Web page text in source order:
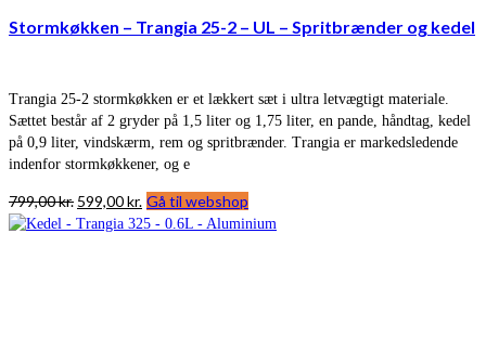
Stormkøkken – Trangia 25-2 – UL – Spritbrænder og kedel
Trangia 25-2 stormkøkken er et lækkert sæt i ultra letvægtigt materiale.
Sættet består af 2 gryder på 1,5 liter og 1,75 liter, en pande, håndtag, kedel
på 0,9 liter, vindskærm, rem og spritbrænder. Trangia er markedsledende
indenfor stormkøkkener, og e
799,00kr. Den
oprindelige
599,00kr. Den
aktuelle
Gå til webshop